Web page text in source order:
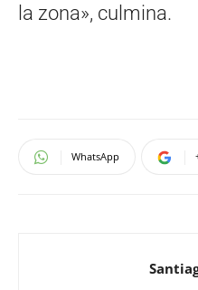
la zona», culmina.
WhatsApp